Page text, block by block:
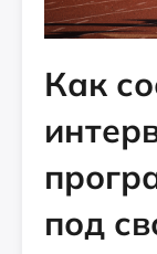
Как
под